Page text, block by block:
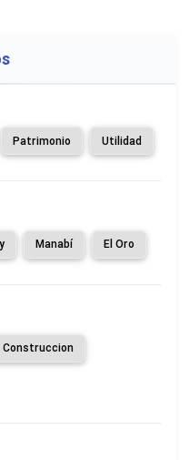
Patrimonio Utilidad
Manabí El Oro
Construccion